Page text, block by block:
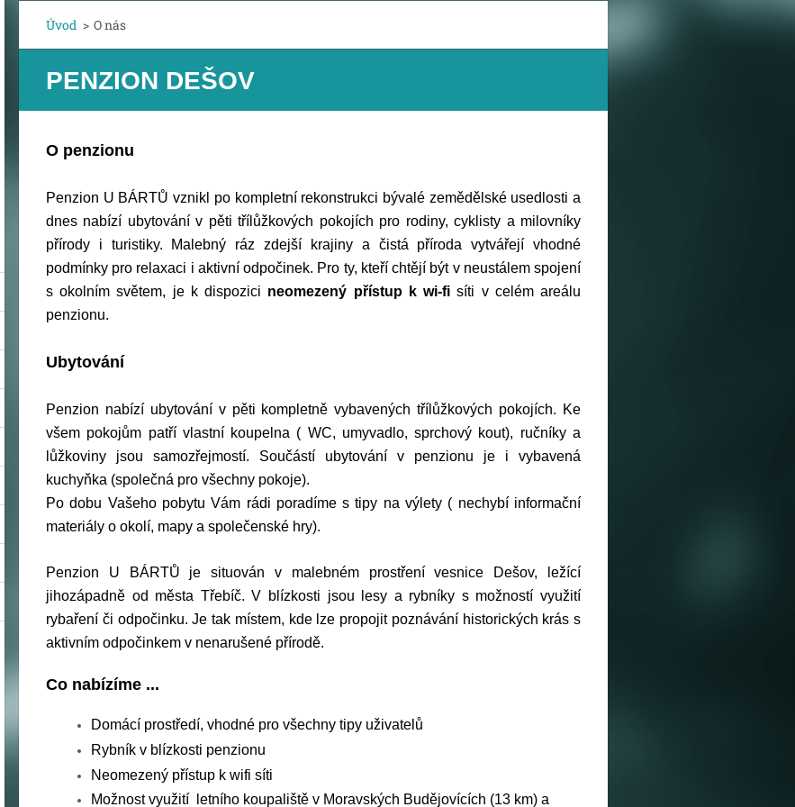
Úvod > O nás
PENZION DEŠOV
O penzionu
Penzion U BÁRTŮ vznikl po kompletní rekonstrukci bývalé zemědělské usedlosti a
dnes nabízí ubytování v pěti třílůžkových pokojích pro rodiny, cyklisty a milovníky
přírody i turistiky. Malebný ráz zdejší krajiny a čistá příroda vytvářejí vhodné
podmínky pro relaxaci i aktivní odpočinek. Pro ty, kteří chtějí být v neustálem spojení
s okolním světem, je k dispozici neomezený přístup k wi-fi síti v celém areálu
penzionu.
Ubytování
Penzion nabízí ubytování v pěti kompletně vybavených třílůžkových pokojích. Ke
všem pokojům patří vlastní koupelna ( WC, umyvadlo, sprchový kout), ručníky a
lůžkoviny jsou samozřejmostí. Součástí ubytování v penzionu je i vybavená
kuchyňka (společná pro všechny pokoje).
Po dobu Vašeho pobytu Vám rádi poradíme s tipy na výlety ( nechybí informační
materiály o okolí, mapy a společenské hry).
Penzion U BÁRTŮ je situován v malebném prostření vesnice Dešov, ležící
jihozápadně od města Třebíč.V blízkosti jsou lesy a rybníky s možností využití
rybaření či odpočinku. Je tak místem, kde lze propojit poznávání historických krás s
aktivním odpočinkem v nenarušené přírodě.
Co nabízíme ...
Domácí prostředí, vhodné pro všechny tipy uživatelů
Rybník v blízkosti penzionu
Neomezený přístup k wifi síti
Možnost využití letního koupaliště v Moravských Budějovících (13 km) a